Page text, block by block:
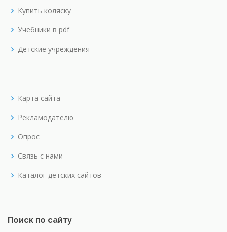
Купить коляску
Учебники в pdf
Детские учреждения
Карта сайта
Рекламодателю
Опрос
Связь с нами
Каталог детских сайтов
Поиск по сайту